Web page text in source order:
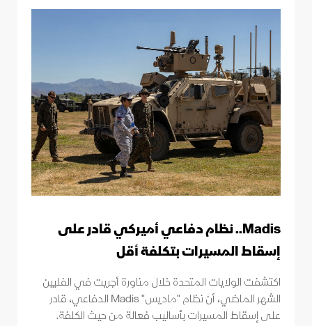
Madis.. نظام دفاعي أميركي قادر على
إسقاط المسيرات بتكلفة أقل
اكتشفت الولايات المتحدة خلال مناورة أجريت في الفلبين
الشهر الماضي، أن نظام "ماديس" Madis الدفاعي، قادر
على إسقاط المسيرات بأساليب فعالة من حيث الكلفة.